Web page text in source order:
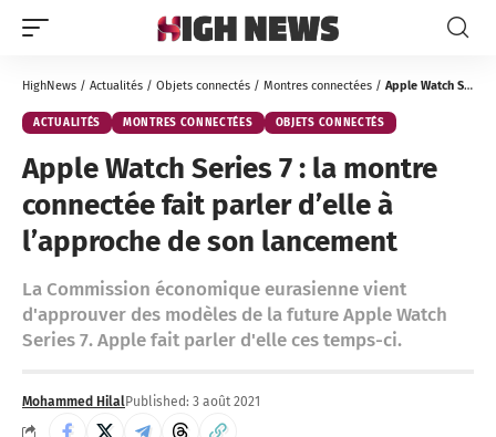
HighNews / Actualités / Objets connectés / Montres connectées / Apple Watch Series 7 : la montre connectée fait parler d’elle à l’approche de son lancement
ACTUALITÉS MONTRES CONNECTÉES OBJETS CONNECTÉS
Apple Watch Series 7 : la montre
connectée fait parler d’elle à
l’approche de son lancement
La Commission économique eurasienne vient
d'approuver des modèles de la future Apple Watch
Series 7. Apple fait parler d'elle ces temps-ci.
Mohammed HilalPublished: 3 août 2021